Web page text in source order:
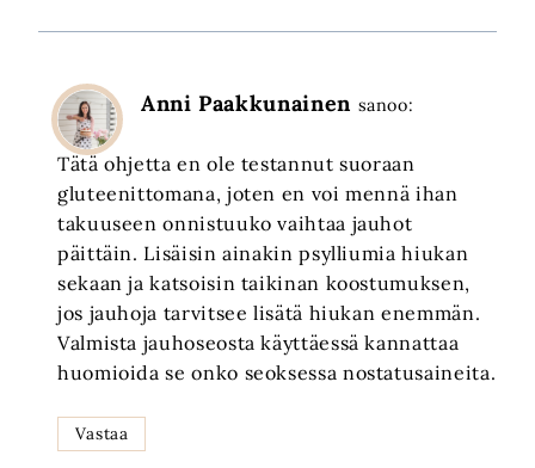
Anni Paakkunainen sanoo:
Tätä ohjetta en ole testannut suoraan
gluteenittomana, joten en voi mennä ihan
takuuseen onnistuuko vaihtaa jauhot
päittäin. Lisäisin ainakin psylliumia hiukan
sekaan ja katsoisin taikinan koostumuksen,
jos jauhoja tarvitsee lisätä hiukan enemmän.
Valmista jauhoseosta käyttäessä kannattaa
huomioida se onko seoksessa nostatusaineita.
Vastaa